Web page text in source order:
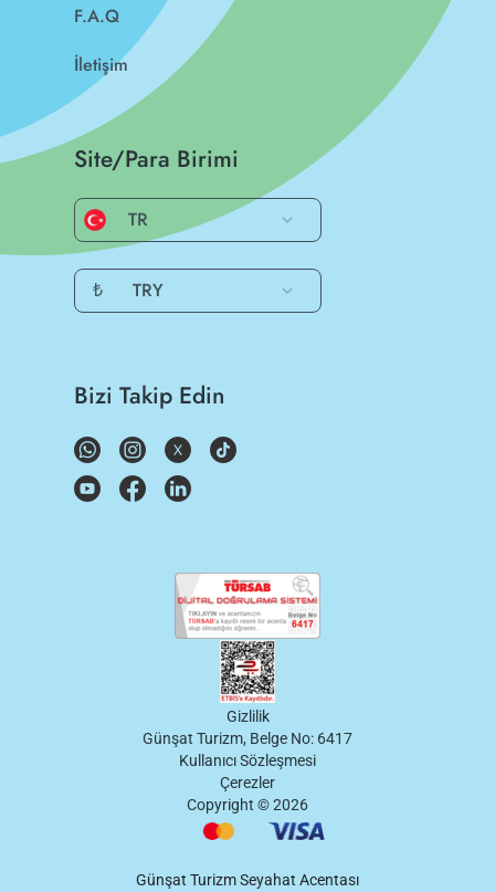
F.A.Q
İletişim
Site/Para Birimi
TR
₺ TRY
Bizi Takip Edin
Gizlilik
Günşat Turizm, Belge No: 6417
Kullanıcı Sözleşmesi
Çerezler
Copyright ©2026
Günşat Turizm Seyahat Acentası